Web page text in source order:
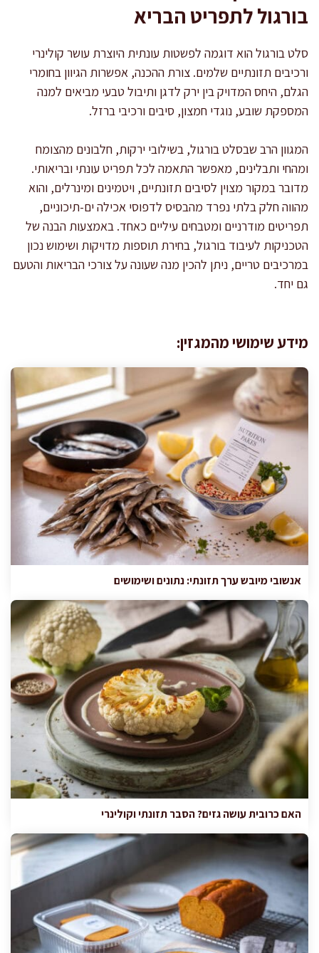
בורגול לתפריט הבריא
סלט בורגול הוא דוגמה לפשטות עונתית היוצרת עושר קולינרי
ורכיבים תזונתיים שלמים. צורת ההכנה, אפשרות הגיוון בחומרי
הגלם, היחס המדויק בין ירק לדגן ותיבול טבעי מביאים למנה
המספקת שובע, נוגדי חמצון, סיבים ורכיבי ברזל.
המגוון הרב שבסלט בורגול, בשילובי ירקות, חלבונים מהצומח
ומהחי ותבלינים, מאפשר התאמה לכל תפריט עונתי ובריאותי.
מדובר במקור מצוין לסיבים תזונתיים, ויטמינים ומינרלים, והוא
מהווה חלק בלתי נפרד מהבסיס לדפוסי אכילה ים-תיכוניים,
תפריטים מודרניים ומטבחים עיליים כאחד. באמצעות הבנה של
הטכניקות לעיבוד בורגול, בחירת תוספות מדויקות ושימוש נכון
במרכיבים טריים, ניתן להכין מנה שעונה על צורכי הבריאות והטעם
גם יחד.
מידע שימושי מהמגזין:
אנשובי מיובש ערך תזונתי: נתונים ושימושים
האם כרובית עושה גזים? הסבר תזונתי וקולינרי